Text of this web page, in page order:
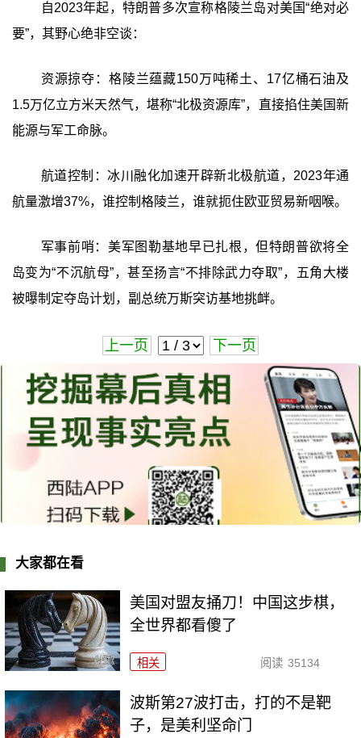
自2023年起，特朗普多次宣称格陵兰岛对美国“绝对必
要”，其野心绝非空谈：
资源掠夺：格陵兰蕴藏150万吨稀土、17亿桶石油及
1.5万亿立方米天然气，堪称“北极资源库”，直接掐住美国新
能源与军工命脉。
航道控制：冰川融化加速开辟新北极航道，2023年通
航量激增37%，谁控制格陵兰，谁就扼住欧亚贸易新咽喉。
军事前哨：美军图勒基地早已扎根，但特朗普欲将全
岛变为“不沉航母”，甚至扬言“不排除武力夺取”，五角大楼
被曝制定夺岛计划，副总统万斯突访基地挑衅。
上一页 下一页
大家都在看
美国对盟友捅刀！中国这步棋，
全世界都看傻了
相关 阅读 35134
波斯第27波打击，打的不是靶
子，是美利坚命门